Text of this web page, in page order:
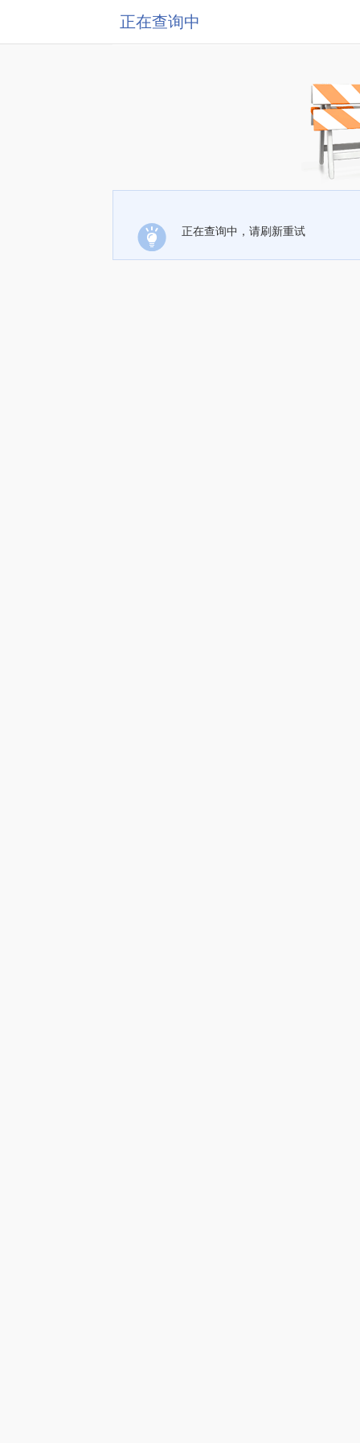
正在查询中
正在查询中，请刷新重试